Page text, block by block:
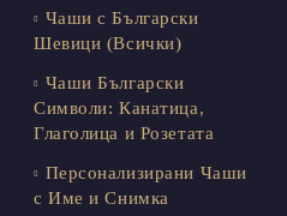
Чаши с Български
Шевици (Всички)
Чаши Български
Символи: Канатица,
Глаголица и Розетата
Персонализирани Чаши
с Име и Снимка